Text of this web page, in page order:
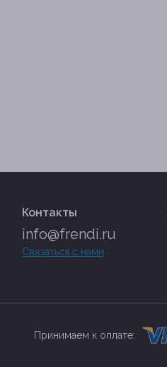
Контакты
info@frendi.ru
Связаться с нами
Принимаем к оплате: